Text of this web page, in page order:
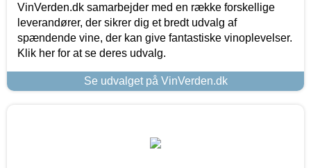
VinVerden.dk samarbejder med en række forskellige
leverandører, der sikrer dig et bredt udvalg af
spændende vine, der kan give fantastiske vinoplevelser.
Klik her for at se deres udvalg.
Se udvalget på VinVerden.dk